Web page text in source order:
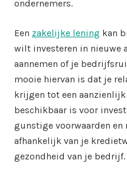
ondernemers.
Een zakelijke lening kan
wilt investeren in nieuwe
aannemen of je
mooie hiervan is dat je
krijgen tot een
beschikbaar is voor
gunstige voorwaarden en
afhankelijk van je
gezondheid van je bedrijf.